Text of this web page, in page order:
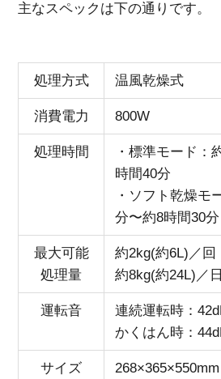
主なスペックは下の通りです。
処理方式 温風乾燥式
消費電力 800W
処理時間
・標準モード：
時間40分
・ソフト乾燥モ
分〜約8時間30分
最大可能
処理量
約2kg(約6L)／回
約8kg(約24L)／日
運転音
連続運転時：
かくはん時：
サイズ
268×365×550mm